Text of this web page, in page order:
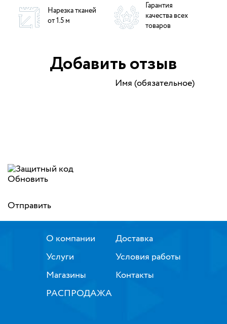
Нарезка тканей
от 1.5 м
Гарантия
качества всех
товаров
Добавить отзыв
Имя (обязательное)
Обновить
Отправить
О компании
Услуги
Магазины
РАСПРОДАЖА
Доставка
Условия работы
Контакты